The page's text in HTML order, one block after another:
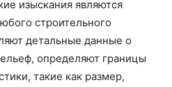
изыскания являются
строительного
детальные данные о
определяют границы
такие как размер,